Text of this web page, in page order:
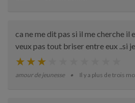
ca ne me dit pas si il me cherche il
veux pas tout briser entre eux ..si
amour de jeunesse Il y a plus de trois